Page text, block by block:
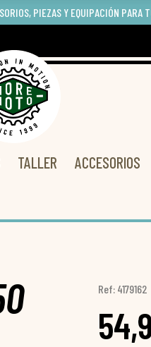
PIEZAS Y EQUIPACIÓN PARA
TALLER ACCESORIOS
Ref: 4179162